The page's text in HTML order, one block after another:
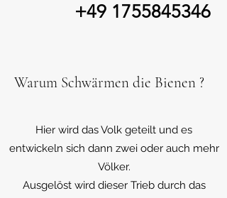
+49 1755845346
Warum Schwärmen die Bienen ?
Hier wird das Volk geteilt und es
entwickeln sich dann zwei oder auch mehr
Völker.
Ausgelöst wird dieser Trieb durch das